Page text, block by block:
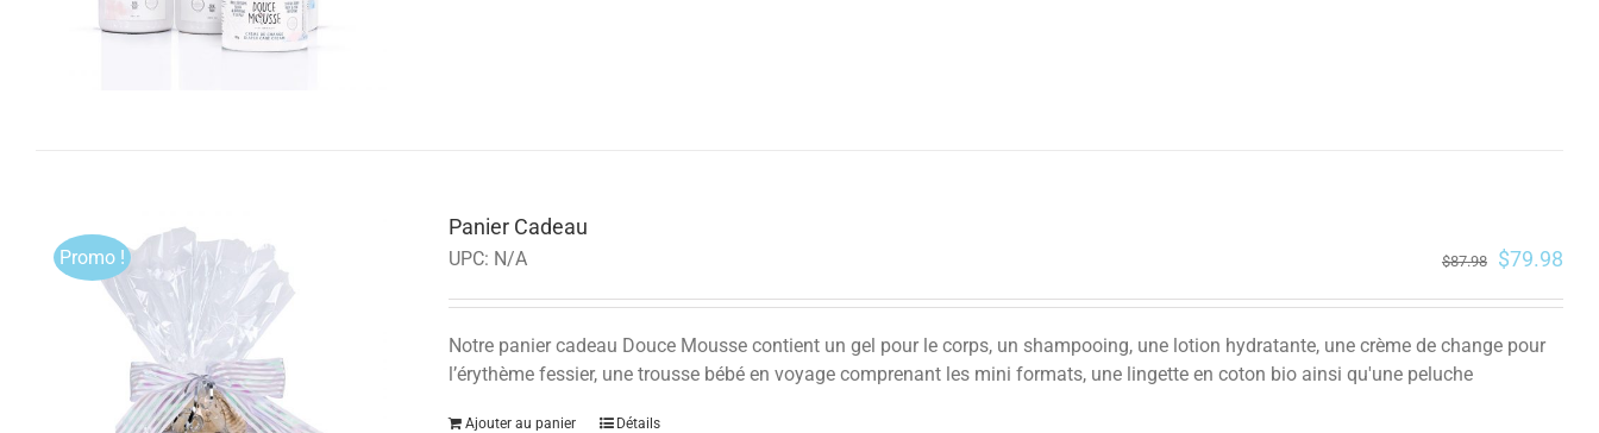
Promo !
Panier Cadeau
UPC: N/A $87.98 $79.98
Notre panier cadeau Douce Mousse contient un gel pour le corps, un shampooing, une lotion hydratante, une crème de change pour
l’érythème fessier, une trousse bébé en voyage comprenant les mini formats, une lingette en coton bio ainsi qu'une peluche
Ajouter au panier Détails